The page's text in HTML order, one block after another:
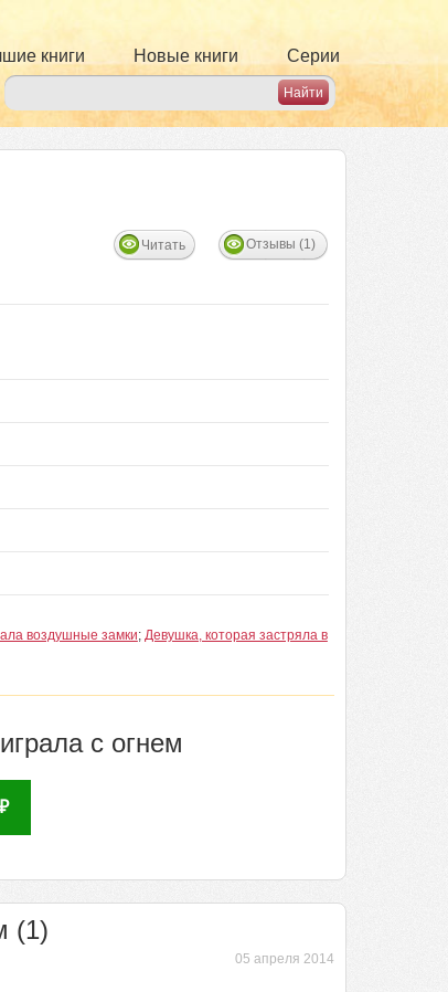
книги Новые книги Серии
Читать Отзывы (1)
воздушные замки; Девушка, которая застряла в
с огнем
(1)
05 апреля 2014